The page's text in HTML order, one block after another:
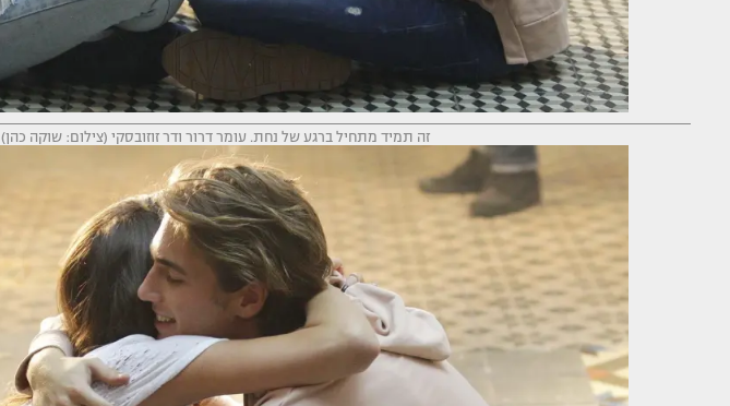
זה תמיד מתחיל ברגע של נחת. עומר דרור ודר זוזובסקי (צילום: שוקה כהן)